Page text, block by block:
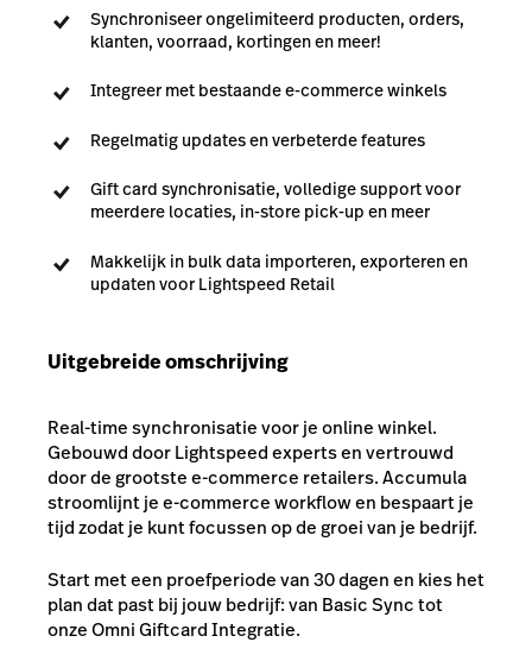
Synchroniseer ongelimiteerd producten, orders,
klanten, voorraad, kortingen en meer!
Integreer met bestaande e-commerce winkels
Regelmatig updates en verbeterde features
Gift card synchronisatie, volledige support voor
meerdere locaties, in-store pick-up en meer
Makkelijk in bulk data importeren, exporteren en
updaten voor Lightspeed Retail
Uitgebreide omschrijving
Real-time synchronisatie voor je online winkel.
Gebouwd door Lightspeed experts en vertrouwd
door de grootste e-commerce retailers. Accumula
stroomlijnt je e-commerce workflow en bespaart je
tijd zodat je kunt focussen op de groei van je bedrijf.
Start met een proefperiode van 30 dagen en kies het
plan dat past bij jouw bedrijf: van Basic Sync tot
onze Omni Giftcard Integratie.